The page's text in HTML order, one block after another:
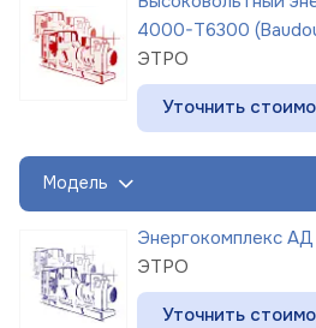
4000-Т6300
ЭТРО
Уточнить
Модель
Энергокомплекс
ЭТРО
Уточнить